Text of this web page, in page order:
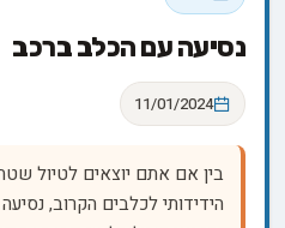
נסיעה עם הכלב ברכב
11/01/2024
בין אם אתם יוצאים לטיול
הידידותי לכלבים הקרוב,